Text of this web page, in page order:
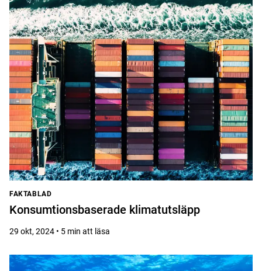
FAKTABLAD
Konsumtionsbaserade klimatutsläpp
29 okt, 2024 • 5 min att läsa